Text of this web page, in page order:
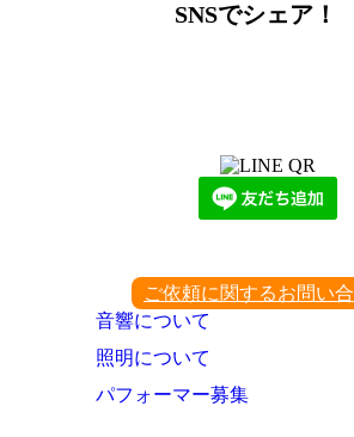
SNSでシェア！
ご依頼に関するお問い
音響について
照明について
パフォーマー募集